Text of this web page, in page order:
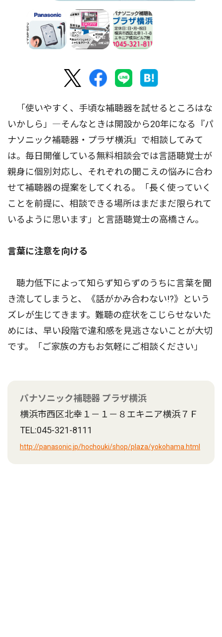
「使いやすく、手頃な補聴器を試せるところはな
いかしら」―そんなときは開設から20年になる『パ
ナソニック補聴器・プラザ横浜』で相談してみて
は。毎日開催している無料相談会では言語聴覚士が
親身に個別対応し、それぞれの聞こえの悩みに合わ
せて補聴器の提案をしてくれる。「長く使っていく
ことを前提に、相談できる場所はまだまだ限られて
いるように思います」と言語聴覚士の高橋さん。
言葉に注意を向ける
聴力低下によって知らず知らずのうちに言葉を聞
き流してしまうと、《話がかみ合わない!?》という
ズレが生じてきます。難聴の症状をこじらせないた
めには、早い段階で違和感を見逃さないことが大切
です。「ご家族の方もお気軽にご相談ください」
パナソニック補聴器 プラザ横浜
横浜市西区北幸１－１－８エキニア横浜７Ｆ
TEL:045-321-8111
http://panasonic.jp/hochouki/shop/plaza/yokohama.html